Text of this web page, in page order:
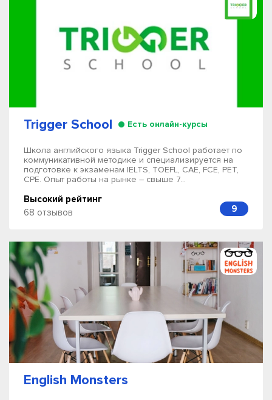
Trigger School Есть онлайн-курсы
Школа английского языка Trigger School работает по
коммуникативной методике и специализируется на
подготовке к экзаменам IELTS, TOEFL, CAE, FCE, PET,
CPE. Опыт работы на рынке – свыше 7...
Высокий рейтинг
68 отзывов
9
English Monsters